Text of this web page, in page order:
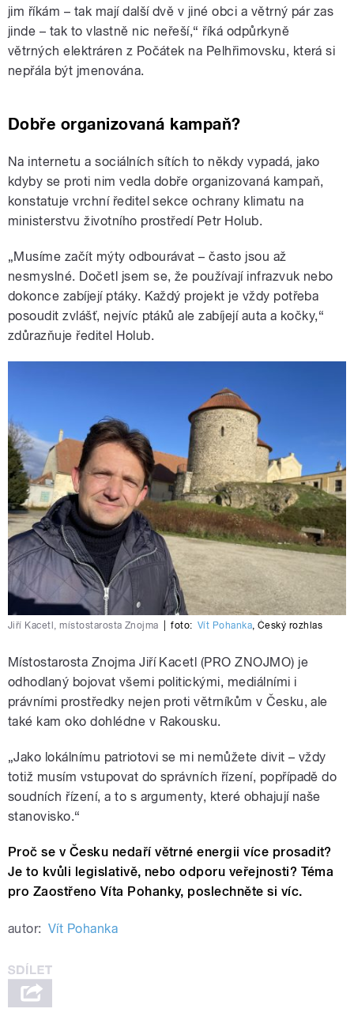
jim říkám – tak mají další dvě v jiné obci a větrný pár zas
jinde – tak to vlastně nic neřeší,“ říká odpůrkyně
větrných elektráren z Počátek na Pelhřimovsku, která si
nepřála být jmenována.
Dobře organizovaná kampaň?
Na internetu a sociálních sítích to někdy vypadá, jako
kdyby se proti nim vedla dobře organizovaná kampaň,
konstatuje vrchní ředitel sekce ochrany klimatu na
ministerstvu životního prostředí Petr Holub.
„Musíme začít mýty odbourávat – často jsou až
nesmyslné. Dočetl jsem se, že používají infrazvuk nebo
dokonce zabíjejí ptáky. Každý projekt je vždy potřeba
posoudit zvlášť, nejvíc ptáků ale zabíjejí auta a kočky,“
zdůrazňuje ředitel Holub.
Jiří Kacetl, místostarosta Znojma foto: Vít Pohanka Český rozhlas
Místostarosta Znojma Jiří Kacetl (PRO ZNOJMO) je
odhodlaný bojovat všemi politickými, mediálními i
právními prostředky nejen proti větrníkům v Česku, ale
také kam oko dohlédne v Rakousku.
„Jako lokálnímu patriotovi se mi nemůžete divit – vždy
totiž musím vstupovat do správních řízení, popřípadě do
soudních řízení, a to s argumenty, které obhajují naše
stanovisko.“
Proč se v Česku nedaří větrné energii více prosadit?
Je to kvůli legislativě, nebo odporu veřejnosti? Téma
pro Zaostřeno Víta Pohanky, poslechněte si víc.
autor: Vít Pohanka